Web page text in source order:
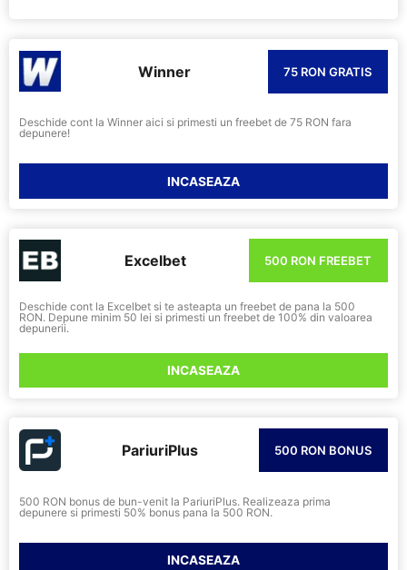
Winner 75 RON GRATIS
Deschide cont la Winner aici si primesti un freebet de 75 RON fara
depunere!
INCASEAZA
Excelbet 500 RON FREEBET
Deschide cont la Excelbet si te asteapta un freebet de pana la 500
RON. Depune minim 50 lei si primesti un freebet de 100% din valoarea
depunerii.
INCASEAZA
PariuriPlus 500 RON BONUS
500 RON bonus de bun-venit la PariuriPlus. Realizeaza prima
depunere si primesti 50% bonus pana la 500 RON.
INCASEAZA